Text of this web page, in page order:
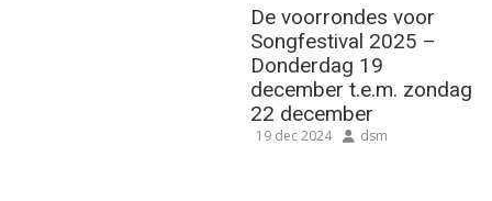
De voorrondes voor
Songfestival 2025 –
Donderdag 19
december t.e.m. zondag
22 december
19 dec 2024 dsm